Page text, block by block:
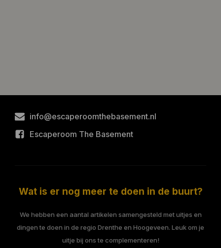
info@escaperoomthebasement.nl
Escaperoom The Basement
Wat is er nog meer te doen in de buurt?
We hebben een aantal artikelen samengesteld met uitjes en
dingen te doen in de regio Drenthe en Hoogeveen. Leuk om je
uitje bij ons te complementeren!